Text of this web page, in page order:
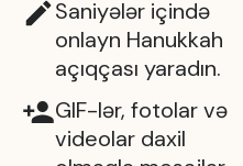
Saniyələr içində
onlayn Hanukkah
açıqçası yaradın.
GIF-lər, fotolar və
videolar daxil